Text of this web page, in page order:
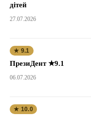
дітей
27.07.2026
★ 9.1
ПрезиДент ★9.1
06.07.2026
★ 10.0